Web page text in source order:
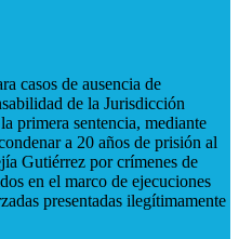
casos de ausencia de
de la Jurisdicción
primera sentencia, mediante
a 20 años de prisión al
Gutiérrez por crímenes de
en el marco de ejecuciones
presentadas ilegítimamente